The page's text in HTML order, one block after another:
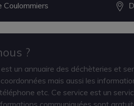
?
un annuaire des déchèteries et
mais aussi les
etc. Ce service est un
communiquées sont